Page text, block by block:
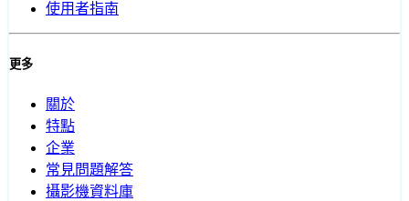
使用者指南
更多
關於
特點
企業
常見問題解答
攝影機資料庫